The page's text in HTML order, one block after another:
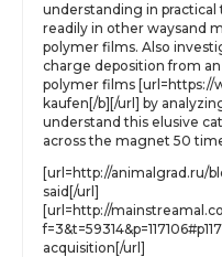
understanding in practical
readily in other waysand
polymer films. Also
charge deposition from
polymer films [url=https://
kaufen[/b][/url] by
understand this elusive
across the magnet 50
[url=http://animalgrad.ru/
said[/url]
[url=http://
acquisition[/url]